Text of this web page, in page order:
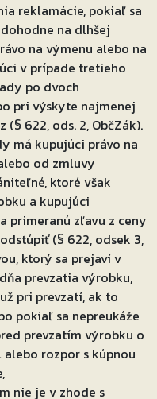
reklamácie, pokiaľ sa
na dlhšej
na výmenu alebo na
v prípade tretieho
po dvoch
pri výskyte najmenej
622, ods. 2, ObčZák).
má kupujúci právo na
od zmluvy
ktoré však
a kupujúci
primeranú zľavu z ceny
(§ 622, odsek 3,
ktorý sa prejaví v
prevzatia výrobku,
pri prevzatí, ak to
pokiaľ sa nepreukáže
prevzatím výrobku o
rozpor s kúpnou
nie je v zhode s